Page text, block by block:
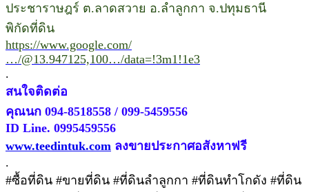
ประชาราษฎร์ ต.ลาดสวาย อ.ลำลูกกา จ.ปทุมธานี
พิกัดที่ดิน
https://www.google.com/
…/@13.947125,100…/data=!3m1!1e3
.
สนใจติดต่อ
คุณนก 094-8518558 / 099-5459556
ID Line. 0995459556
www.teedintuk.com ลงขายประกาศอสังหาฟรี
.
#ซื้อที่ดิน #ขายที่ดิน #ที่ดินลำลูกกา #ที่ดินทำโกดัง #ที่ดิน